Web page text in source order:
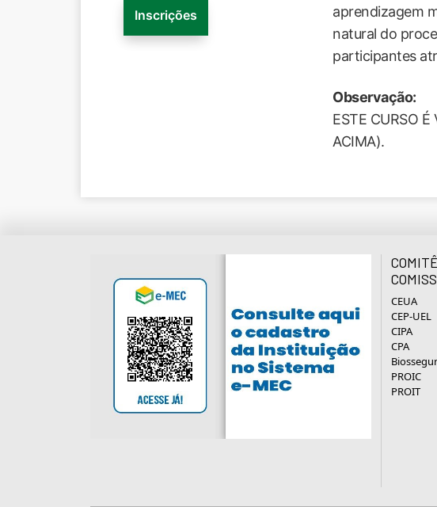
Inscrições
aprendizagem
natural do
participantes
Observação:
ESTE CURSO
ACIMA).
CEUA
CEP-UEL
CIPA
CPA
PROIC
PROIT